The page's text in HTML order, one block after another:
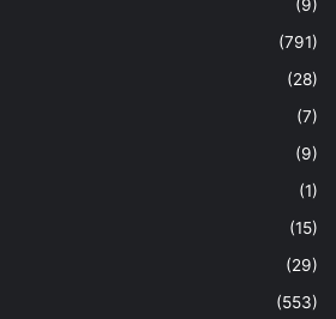
(9)
(791)
(28)
(7)
(9)
(1)
(15)
(29)
(553)